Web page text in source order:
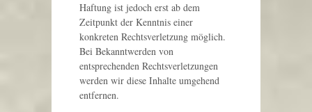
Haftung ist jedoch erst ab dem
Zeitpunkt der Kenntnis einer
konkreten Rechtsverletzung möglich.
Bei Bekanntwerden von
entsprechenden Rechtsverletzungen
werden wir diese Inhalte umgehend
entfernen.